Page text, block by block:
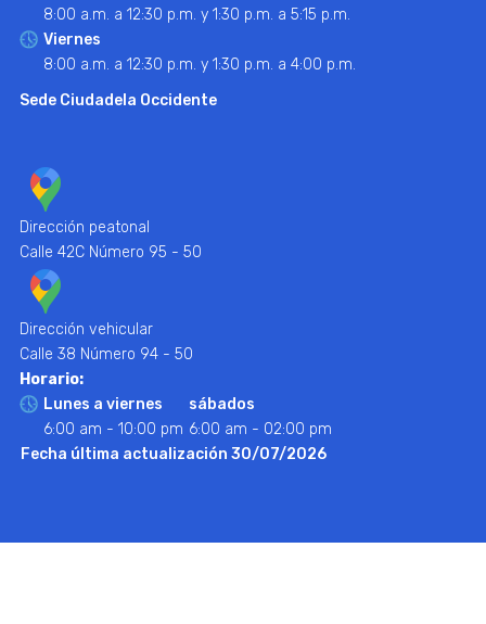
8:00 a.m. a 12:30 p.m. y 1:30 p.m. a 5:15 p.m.
Viernes
8:00 a.m. a 12:30 p.m. y 1:30 p.m. a 4:00 p.m.
Sede Ciudadela Occidente
Dirección peatonal
Calle 42C Número 95 - 50
Dirección vehicular
Calle 38 Número 94 - 50
Horario:
Lunes a viernes
6:00 am - 10:00 pm
sábados
6:00 am - 02:00 pm
Fecha última actualización 30/07/2026